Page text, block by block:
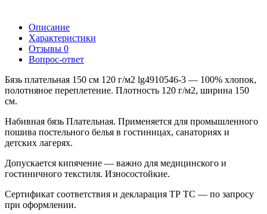
Описание
Характеристики
Отзывы 0
Вопрос-ответ
Бязь плательная 150 см 120 г/м2 lg4910546-3 — 100% хлопок,
полотняное переплетение. Плотность 120 г/м2, ширина 150
см.
Набивная бязь Плательная. Применяется для промышленного
пошива постельного белья в гостиницах, санаториях и
детских лагерях.
Допускается кипячение — важно для медицинского и
гостиничного текстиля. Износостойкие.
Сертификат соответствия и декларация ТР ТС — по запросу
при оформлении.